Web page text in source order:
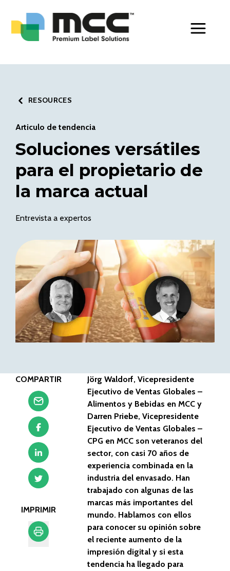
RESOURCES
Articulo de tendencia
Soluciones versátiles
para el propietario de
la marca actual
Entrevista a expertos
COMPARTIR
IMPRIMIR
Jörg Waldorf, Vicepresidente
Ejecutivo de Ventas Globales –
Alimentos y Bebidas en MCC y
Darren Priebe, Vicepresidente
Ejecutivo de Ventas Globales –
CPG en MCC son veteranos del
sector, con casi 70 años de
experiencia combinada en la
industria del envasado. Han
trabajado con algunas de las
marcas más importantes del
mundo. Hablamos con ellos
para conocer su opinión sobre
el reciente aumento de la
impresión digital y si esta
tendencia ha llegado para